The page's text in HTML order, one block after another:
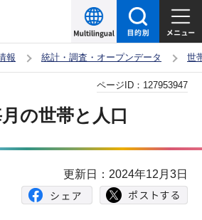
報 統計・調査・オープンデータ 世
の世帯と人口
ページID： 127953947
更新日：2024年12月3日